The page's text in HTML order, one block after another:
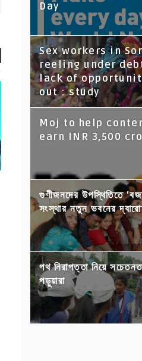
Day
Sex workers in
reeling under
lack of
out : study
Moj to help
earn INR 3,500
গুণীজনদের উপস্থিতিতে
সংস্থার নতুন ভবনের
পথ নিরাপত্তা নিয়ে
পড়ুয়ারা